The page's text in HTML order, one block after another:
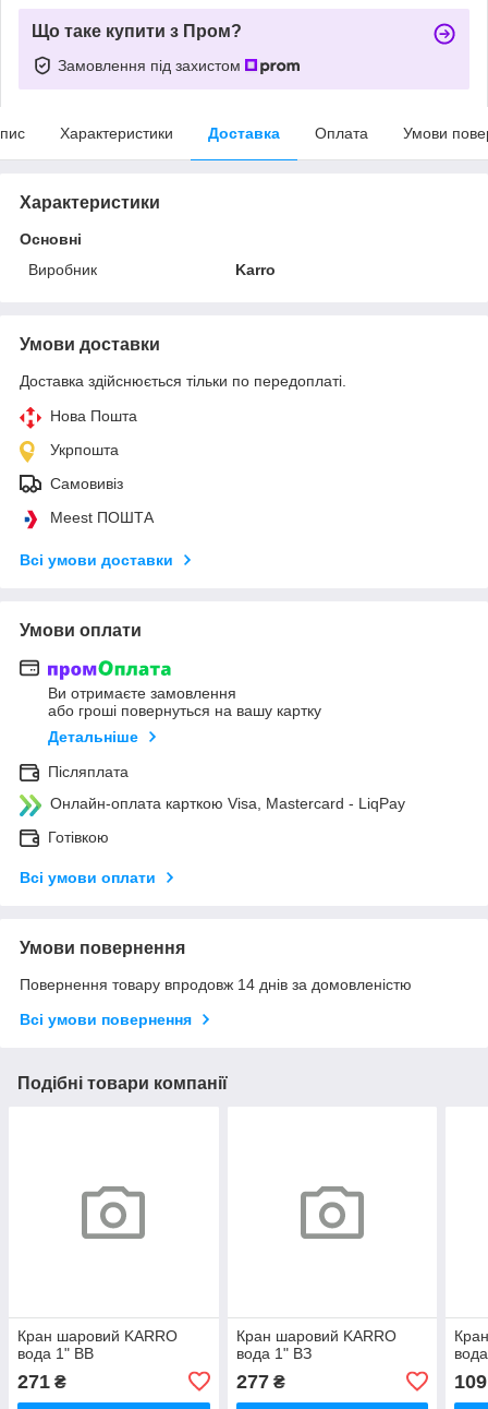
Що таке купити з Пром?
Замовлення під захистом
Характеристики Доставка Оплата Умови
Характеристики
Основні
Виробник
Karro
Умови доставки
Доставка здійснюється тільки по передоплаті.
Нова Пошта
Укрпошта
Самовивіз
Meest ПОШТА
Всі умови доставки
Умови оплати
Ви отримаєте замовлення
або гроші повернуться на вашу картку
Детальніше
Післяплата
Онлайн-оплата карткою Visa, Mastercard - LiqPay
Готівкою
Всі умови оплати
Умови повернення
Повернення товару впродовж 14 днів за домовленістю
Всі умови повернення
Подібні товари компанії
Кран шаровий KARRO
вода 1" ВВ
271 ₴
Кран шаровий KARRO
вода 1" ВЗ
277₴ 109